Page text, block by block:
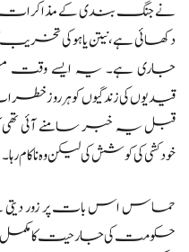
نے جنگ بندی کے مذاکرات
دکھائی ہے، نیتن یاہو کی تخریب
جاری ہے۔ یہ ایسے
قیدیوں کی زندگیوں کو ہر روز
قبل یہ خبر سامنے آئی
خودکشی کی کوشش کی لیکن وہ ناکام رہا۔
حماس اس بات پر زور دیتی
حکومت کی جارحیت کا مکمل